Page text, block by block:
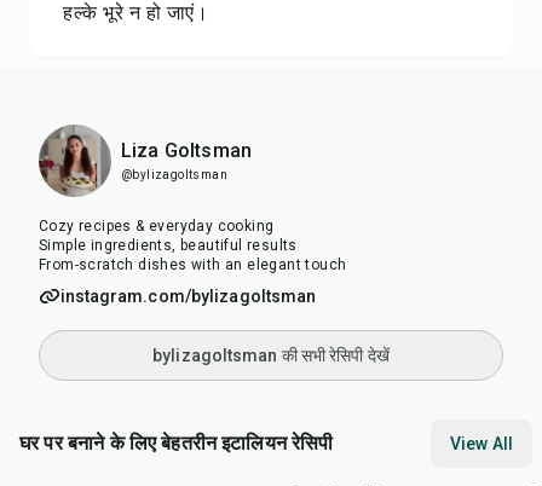
हल्के भूरे न हो जाएं।
Liza Goltsman
@bylizagoltsman
Cozy recipes & everyday cooking
Simple ingredients, beautiful results
From-scratch dishes with an elegant touch
instagram.com/bylizagoltsman
bylizagoltsman की सभी रेसिपी देखें
घर पर बनाने के लिए बेहतरीन इटालियन रेसिपी View All
min min